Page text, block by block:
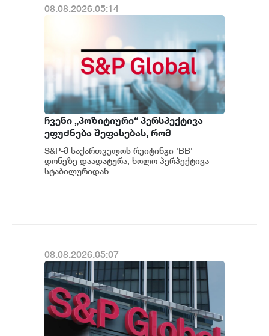
08.08.2026.05:14
ჩვენი „პოზიტიური“ პერსპექტივა
ეფუძნება შეფასებას, რომ
საქართველოს მაკროეკონომიკური
ფუნდამენტური მაჩვენებლების
მდგრადი გაძლიერების ტენდენცია
S&P-მ საქართველოს რეიტინგი 'BB'
დონეზე დაადატურა, ხოლო პერპექტივა
სტაბილურიდან
08.08.2026.05:07